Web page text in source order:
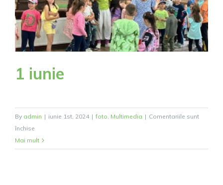
1 iunie
By admin | iunie 1st, 2024 | foto, Multimedia | Comentariile sunt
închise
1
iunie
Mai mult